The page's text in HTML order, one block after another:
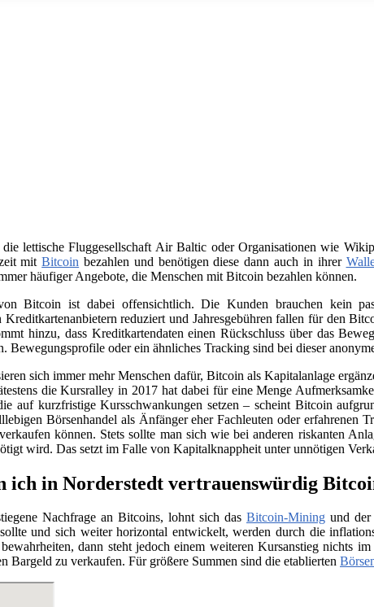
lettische Fluggesellschaft Air Baltic oder Organisationen wie
mitBitcoin bezahlen und benötigen diese dann auch in ihrer
häufiger Angebote, die Menschen mit Bitcoin bezahlen können.
Bitcoin ist dabei offensichtlich. Die Kunden brauchen kein
Kreditkartenanbietern reduziert und Jahresgebühren fallen für den
hinzu, dass Kreditkartendaten einen Rückschluss über das
Bewegungsprofile oder ein ähnliches Tracking sind bei dieser
sich immer mehr Menschen dafür, Bitcoin als Kapitalanlage
die Kursralley in 2017 hat dabei für eine Menge
auf kurzfristige Kursschwankungen setzen – scheint Bitcoin
Börsenhandel als Änfänger eher Fachleuten oder erfahrenen
können. Stets sollte man sich wie bei anderen riskanten
wird. Das setzt im Falle von Kapitalknappheit unter unnötigen
ich in Norderstedt vertrauenswürdig
Nachfrage an Bitcoins, lohnt sich das Bitcoin-Mining und der
und sich weiter horizontal entwickelt, werden durch die
dann steht jedoch einem weiteren Kursanstieg nichts
zu verkaufen. Für größere Summen sind die etablierten